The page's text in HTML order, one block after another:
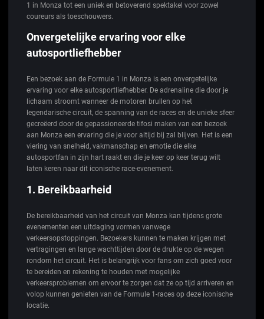
1 in Monza tot een uniek en betoverend spektakel voor zowel
coureurs als toeschouwers.
Onvergetelijke ervaring voor elke
autosportliefhebber
Een bezoek aan de Formule 1 in Monza is een onvergetelijke
ervaring voor elke autosportliefhebber. De adrenaline die door je
lichaam stroomt wanneer de motoren brullen op het
legendarische circuit, de spanning van de races en de unieke sfeer
gecreëerd door de gepassioneerde tifosi maken van een bezoek
aan Monza een ervaring die je voor altijd bij zal blijven. Het is een
viering van snelheid, vakmanschap en emotie die elke
autosportfan in zijn hart raakt en die je keer op keer terug wilt
laten keren naar dit iconische race-evenement.
1. Bereikbaarheid
De bereikbaarheid van het circuit van Monza kan tijdens grote
evenementen een uitdaging vormen vanwege
verkeersopstoppingen. Bezoekers kunnen te maken krijgen met
vertragingen en lange wachttijden door de drukte op de wegen
rondom het circuit. Het is belangrijk voor fans om zich goed voor
te bereiden en rekening te houden met mogelijke
verkeersproblemen om ervoor te zorgen dat ze op tijd arriveren en
volop kunnen genieten van de Formule 1-races op deze iconische
locatie.